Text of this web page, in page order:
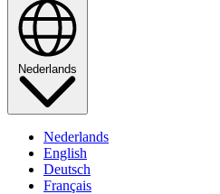
Nederlands
Nederlands
English
Deutsch
Français